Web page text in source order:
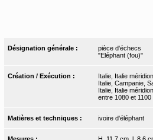
Désignation générale :
pièce d'échecs
"Eléphant (fou)"
Création / Exécution : Italie, Italie
Italie, Campanie,
Italie, Italie
entre 1080 et 1100
Matières et techniques : ivoire d'éléphant